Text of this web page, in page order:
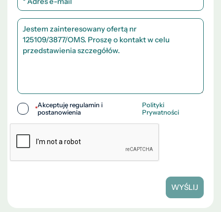
*Akceptuję regulamin i
postanowienia
Polityki
Prywatności
WYŚLIJ